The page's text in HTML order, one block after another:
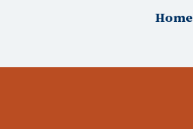
HoofdnavigatieHome